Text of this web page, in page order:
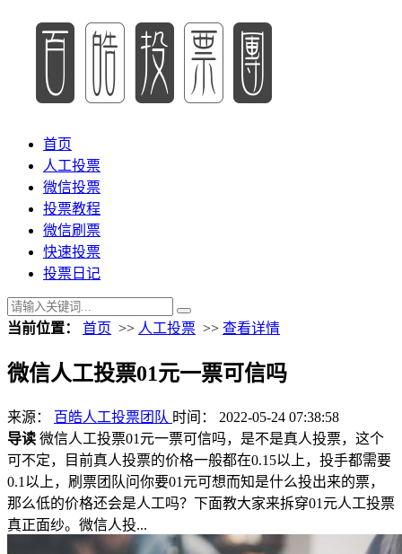
首页
人工投票
微信投票
投票教程
微信刷票
快速投票
投票日记
当前位置： 首页 >> 人工投票 >> 查看详情
微信人工投票01元一票可信吗
来源： 百皓人工投票团队 时间： 2022-05-24 07:38:58
导读 微信人工投票01元一票可信吗，是不是真人投票，这个
可不定，目前真人投票的价格一般都在0.15以上，投手都需要
0.1以上，刷票团队问你要01元可想而知是什么投出来的票，
那么低的价格还会是人工吗？下面教大家来拆穿01元人工投票
真正面纱。微信人投...